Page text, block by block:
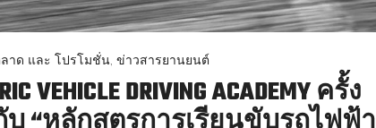
าด และ โปรโมชั่น, ข่าวสารยานยนต์
VEHICLE DRIVING ACADEMY ครั้ง